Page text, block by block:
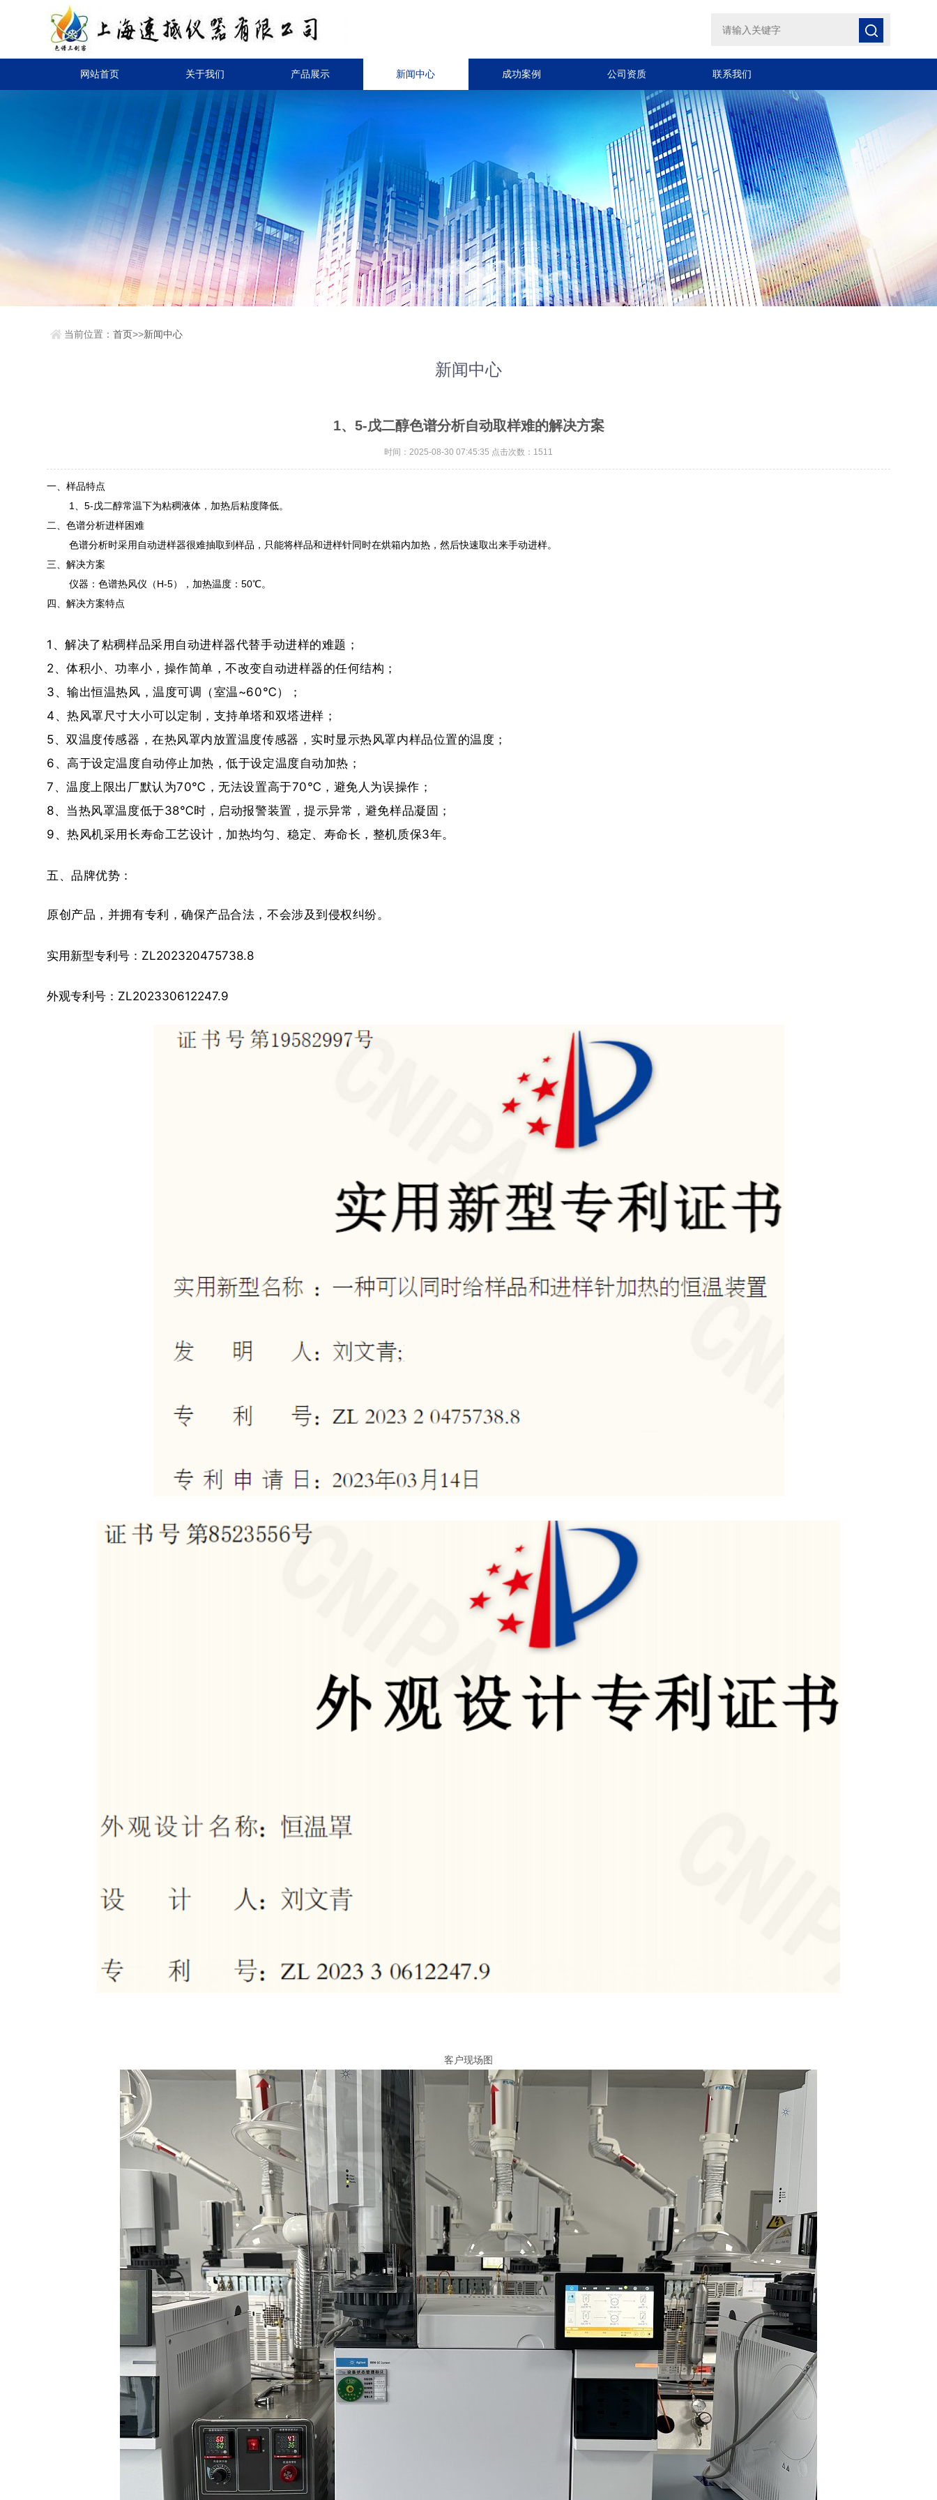
网站首页 关于我们 产品展示 新闻中心 成功案例 公司资质 联系我们
当前位置：首页>>新闻中心
新闻中心
1、5-戊二醇色谱分析自动取样难的解决方案
时间：2025-08-30 07:45:35 点击次数：1511
一、样品特点
1、5-戊二醇常温下为粘稠液体，加热后粘度降低。
二、色谱分析进样困难
色谱分析时采用自动进样器很难抽取到样品，只能将样品和进样针同时在烘箱内加热，然后快速取出来手动进样。
三、解决方案
仪器：色谱热风仪（H-5），加热温度：50℃。
四、解决方案特点
1、解决了粘稠样品采用自动进样器代替手动进样的难题；
2、体积小、功率小，操作简单，不改变自动进样器的任何结构；
3、输出恒温热风，温度可调（室温~60℃）；
4、热风罩尺寸大小可以定制，支持单塔和双塔进样；
5、双温度传感器，在热风罩内放置温度传感器，实时显示热风罩内样品位置的温度；
6、高于设定温度自动停止加热，低于设定温度自动加热；
7、温度上限出厂默认为70℃，无法设置高于70℃，避免人为误操作；
8、当热风罩温度低于38℃时，启动报警装置，提示异常，避免样品凝固；
9、热风机采用长寿命工艺设计，加热均匀、稳定、寿命长，整机质保3年。
五、品牌优势：
原创产品，并拥有专利，确保产品合法，不会涉及到侵权纠纷。
实用新型专利号：ZL202320475738.8
外观专利号：ZL202330612247.9
客户现场图